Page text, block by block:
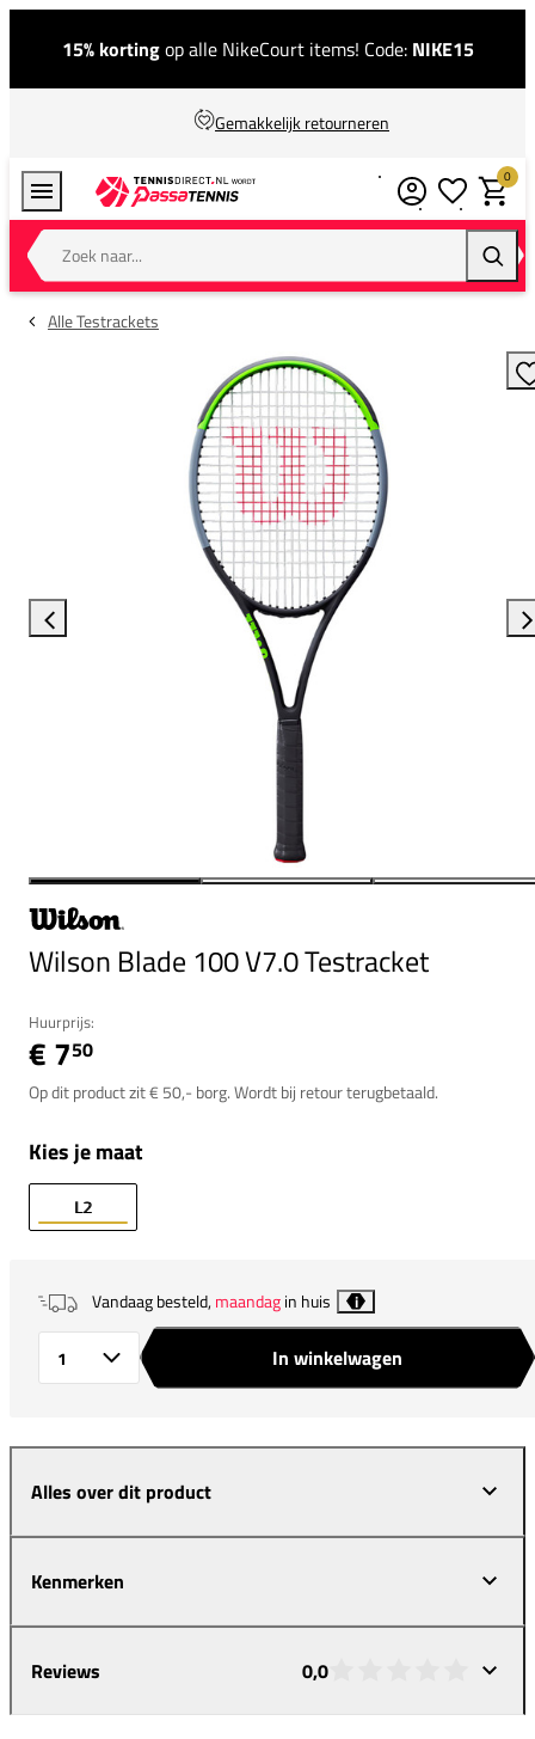
15% kortingop alle NikeCourt items! Code: NIKE15
Gemakkelijk retourneren
Zoek naar...
0
Alle Testrackets
Wilson Blade 100 V7.0 Testracket
Huurprijs:
€ 750
Op dit product zit € 50,- borg. Wordt bij retour terugbetaald.
Kies je maat
L2
Vandaag besteld,maandagin huis i
In winkelwagen
Alles over dit product
Kenmerken
Reviews 0,0